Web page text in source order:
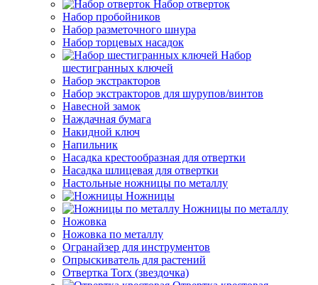
Набор отверток
Набор пробойников
Набор разметочного шнура
Набор торцевых насадок
Набор
шестигранных ключей
Набор экстракторов
Набор экстракторов для шурупов/винтов
Навесной замок
Наждачная бумага
Накидной ключ
Напильник
Насадка крестообразная для отвертки
Насадка шлицевая для отвертки
Настольные ножницы по металлу
Ножницы
Ножницы по металлу
Ножовка
Ножовка по металлу
Огранайзер для инструментов
Опрыскиватель для растений
Отвертка Torx (звездочка)